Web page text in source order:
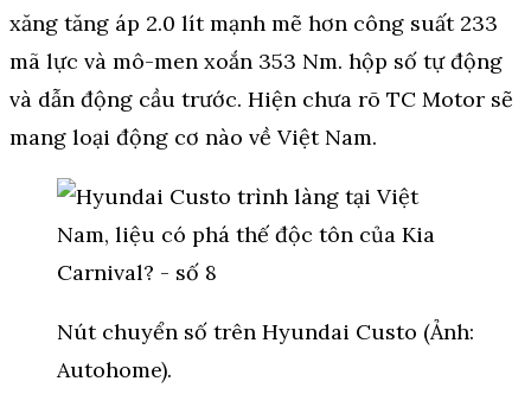
xăng tăng áp 2.0 lít mạnh mẽ hơn công suất 233
mã lực và mô-men xoắn 353 Nm. hộp số tự động
và dẫn động cầu trước. Hiện chưa rõ TC Motor sẽ
mang loại động cơ nào về Việt Nam.
Nút chuyển số trên Hyundai Custo (Ảnh:
Autohome).